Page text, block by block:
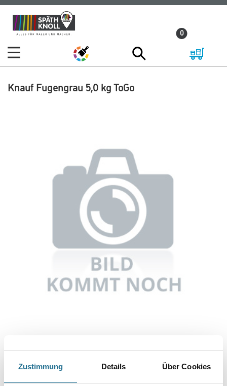
Zustimmung Details Über Cookies
Zum
Inhalt
Zum
Navigationsmenü
0
Knauf Fugengrau 5,0 kg ToGo
Bitte einloggen, um Preise zu sehen